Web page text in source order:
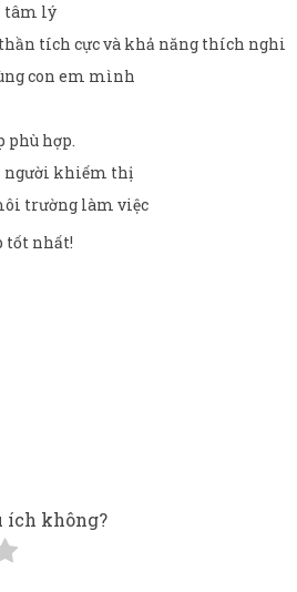
tâm lý
tích cực và khả năng thích nghi
con em mình
phù hợp.
người khiếm thị
trường làm việc
tốt nhất!
ích không?